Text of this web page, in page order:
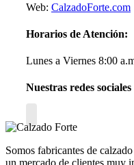
Web: CalzadoForte.com
Horarios de Atención:
Lunes a Viernes 8:00
Nuestras redes sociales
Somos fabricantes de
un mercado de clientes muy